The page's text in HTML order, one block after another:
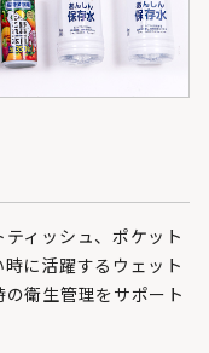
ィッシュ、ポケット
に活躍するウェット
衛生管理をサポート